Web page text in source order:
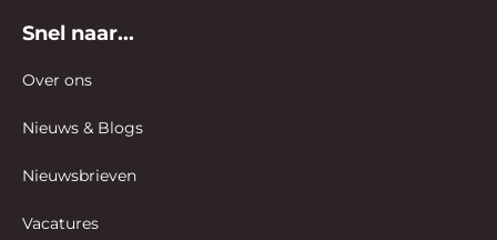
Snel naar...
Over ons
Nieuws & Blogs
Nieuwsbrieven
Vacatures